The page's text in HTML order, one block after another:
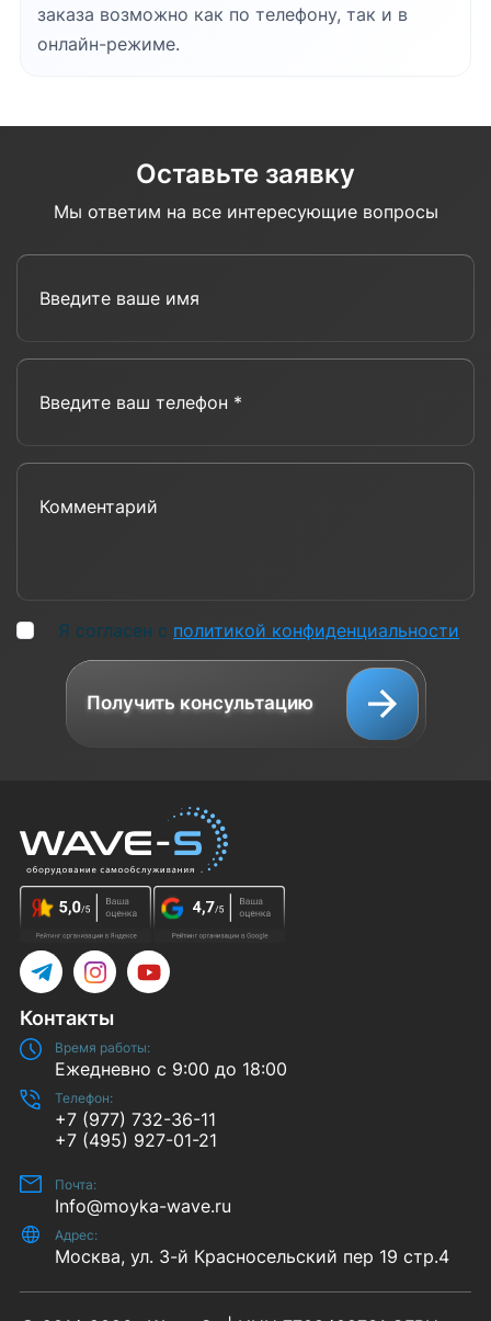
заказа возможно как по телефону, так и в
онлайн-режиме.
Оставьте заявку
Мы ответим на все интересующие вопросы
Я согласен с политикой конфиденциальности
Получить консультацию
TelegramInstagramYouTube
Контакты
Время работы:
Ежедневно с 9:00 до 18:00
Телефон:
+7 (977) 732-36-11
+7 (495) 927-01-21
Почта:
Info@moyka-wave.ru
Адрес:
Москва, ул. 3-й Красносельский пер 19 стр.4